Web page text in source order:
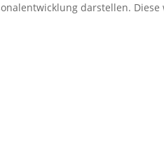
darstellen.